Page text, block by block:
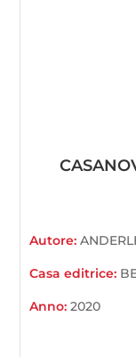
Autore:
Casa editrice:
Anno:2020